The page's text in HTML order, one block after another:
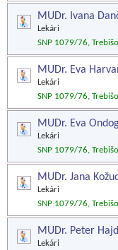
MUDr. Ivana
Lekári
SNP 1079/76,
MUDr. Eva
Lekári
SNP 1079/76,
MUDr. Eva
Lekári
SNP 1079/76,
MUDr. Jana
Lekári
SNP 1079/76,
MUDr. Peter
Lekári